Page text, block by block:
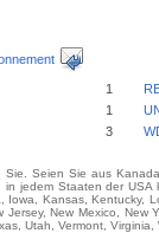
1
1
3
Seien Sie aus
in jedem Staaten der
Iowa, Kansas, Kentucky,
Jersey, New Mexico,
Utah, Vermont,